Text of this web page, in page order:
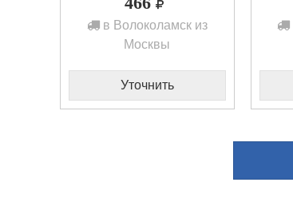
в Волоколамск из
Москвы
Уточнить